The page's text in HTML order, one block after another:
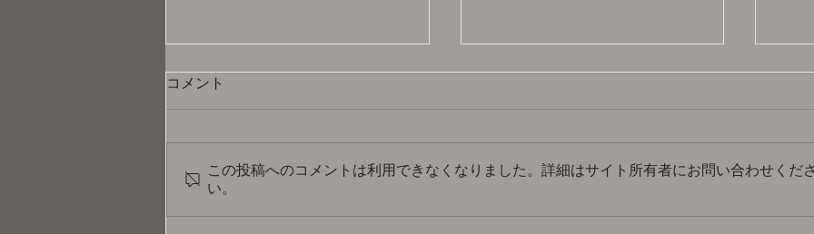
【プリンセス天功の L' Horo
北原照久のきのうの続きのつ
関口
コメント
この投稿へのコメントは利用できなくなりました。詳細はサイト所有者にお問い合わせくださ
い。